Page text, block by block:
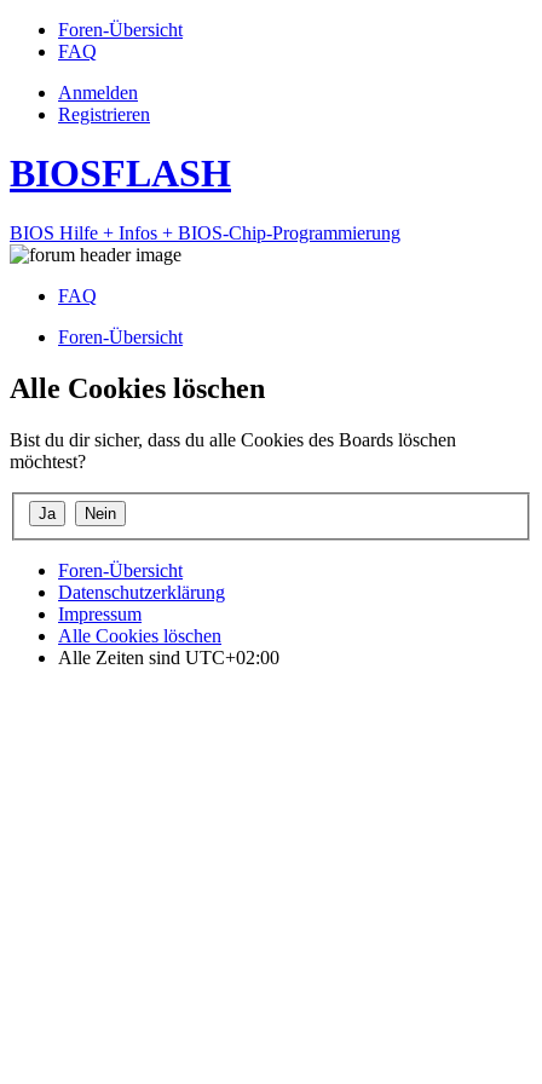
Foren-Übersicht
FAQ
Anmelden
Registrieren
BIOSFLASH
BIOS Hilfe + Infos + BIOS-Chip-Programmierung
FAQ
Foren-Übersicht
Alle Cookies löschen
Bist du dir sicher, dass du alle Cookies des Boards löschen
möchtest?
Foren-Übersicht
Datenschutzerklärung
Impressum
Alle Cookies löschen
Alle Zeiten sind UTC+02:00